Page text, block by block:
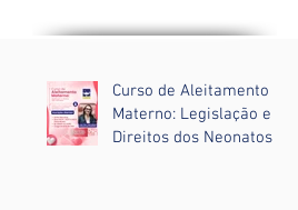
Curso de Aleitamento
Materno: Legislação e
Direitos dos Neonatos